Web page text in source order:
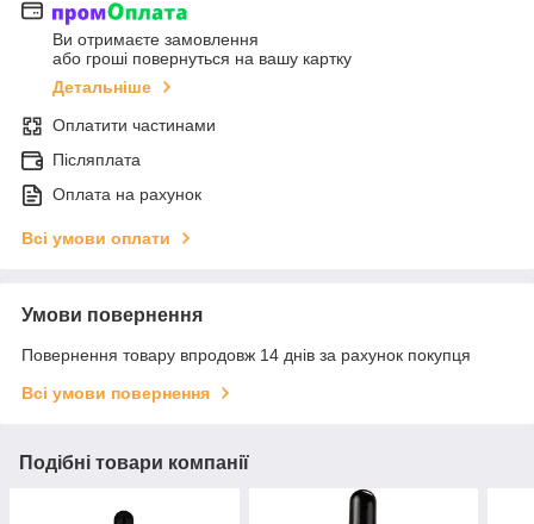
Ви отримаєте замовлення
або гроші повернуться на вашу картку
Детальніше
Оплатити частинами
Післяплата
Оплата на рахунок
Всі умови оплати
Умови повернення
Повернення товару впродовж 14 днів за рахунок покупця
Всі умови повернення
Подібні товари компанії